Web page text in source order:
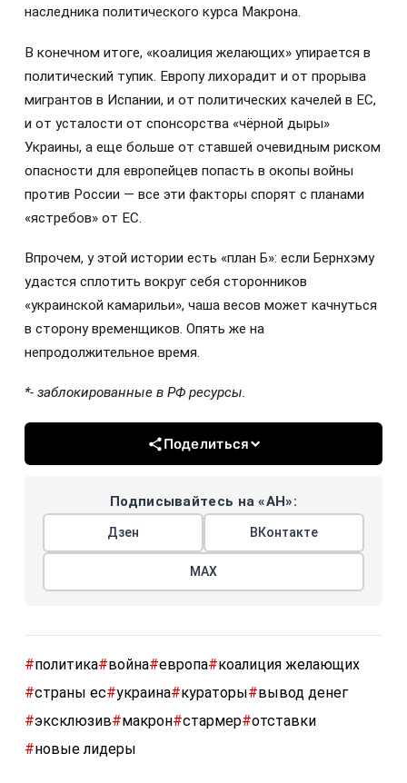
наследника политического курса Макрона.
В конечном итоге, «коалиция желающих» упирается в
политический тупик. Европу лихорадит и от прорыва
мигрантов в Испании, и от политических качелей в ЕС,
и от усталости от спонсорства «чёрной дыры»
Украины, а еще больше от ставшей очевидным риском
опасности для европейцев попасть в окопы войны
против России — все эти факторы спорят с планами
«ястребов» от ЕС.
Впрочем, у этой истории есть «план Б»: если Бернхэму
удастся сплотить вокруг себя сторонников
«украинской камарильи», чаша весов может качнуться
в сторону временщиков. Опять же на
непродолжительное время.
*- заблокированные в РФ ресурсы.
Поделиться
Подписывайтесь на «АН»:
Дзен ВКонтакте
МАХ
#политика#война#европа#коалиция желающих
#страны ес#украина#кураторы#вывод денег
#эксклюзив#макрон#стармер#отставки
#новые лидеры